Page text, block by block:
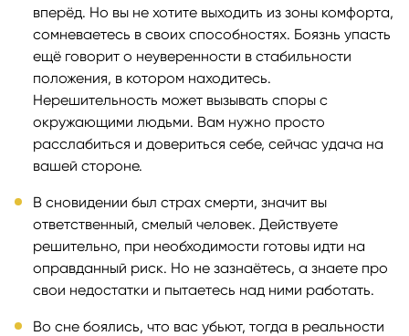
вперёд. Но вы не хотите выходить из зоны комфорта,
сомневаетесь в своих способностях. Боязнь упасть
ещё говорит о неуверенности в стабильности
положения, в котором находитесь.
Нерешительность может вызывать споры с
окружающими людьми. Вам нужно просто
расслабиться и довериться себе, сейчас удача на
вашей стороне.
В сновидении был страх смерти, значит вы
ответственный, смелый человек. Действуете
решительно, при необходимости готовы идти на
оправданный риск. Но не зазнаётесь, а знаете про
свои недостатки и пытаетесь над ними работать.
Во сне боялись, что вас убьют, тогда в реальности